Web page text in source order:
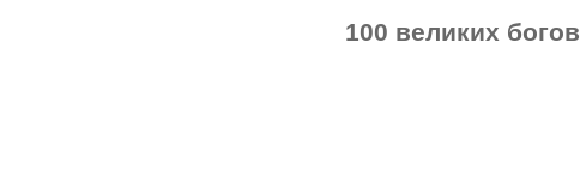
100 великих богов